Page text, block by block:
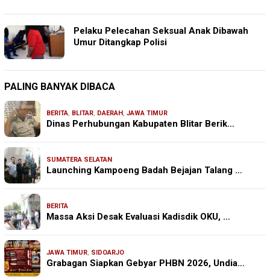
Pelaku Pelecahan Seksual Anak Dibawah
Umur Ditangkap Polisi
PALING BANYAK DIBACA
BERITA, BLITAR, DAERAH , JAWA TIMUR
Dinas Perhubungan Kabupaten Blitar Berik…
SUMATERA SELATAN
Launching Kampoeng Badah Bejajan Talang …
BERITA
Massa Aksi Desak Evaluasi Kadisdik OKU, …
JAWA TIMUR, SIDOARJO
Grabagan Siapkan Gebyar PHBN 2026, Undia…